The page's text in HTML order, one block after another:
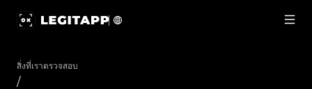
สิ่งที่เราตรวจสอบ
/